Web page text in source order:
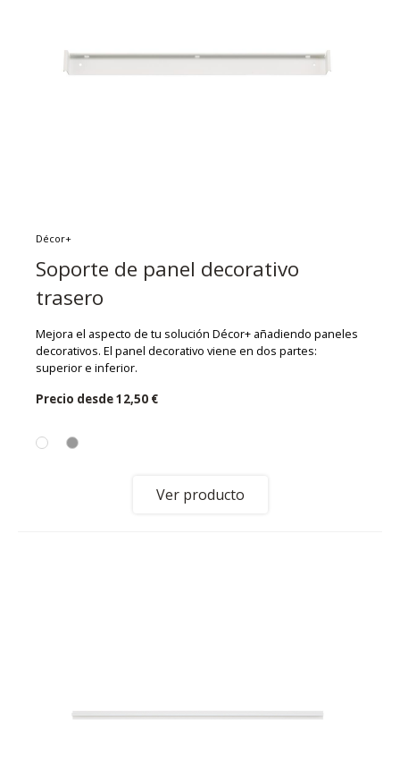
Décor+
Soporte de panel decorativo
trasero
Mejora el aspecto de tu solución Décor+ añadiendo paneles
decorativos. El panel decorativo viene en dos partes:
superior e inferior.
Precio desde12,50 €
Ver producto